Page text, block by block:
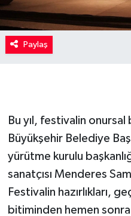
Paylaş
Bu yıl, festivalin onursal
Büyükşehir Belediye
yürütme kurulu
sanatçısı Menderes
Festivalin hazırlıkları,
bitiminden hemen